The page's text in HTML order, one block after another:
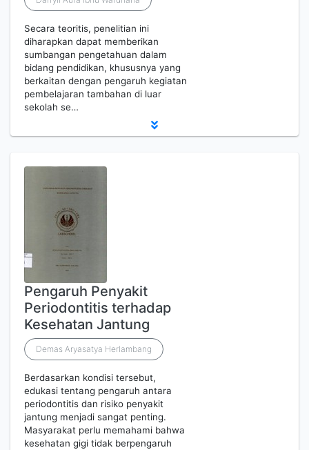
Secara teoritis, penelitian ini
diharapkan dapat memberikan
sumbangan pengetahuan dalam
bidang pendidikan, khususnya yang
berkaitan dengan pengaruh kegiatan
pembelajaran tambahan di luar
sekolah se…
Pengaruh Penyakit
Periodontitis terhadap
Kesehatan Jantung
Demas Aryasatya Herlambang
Berdasarkan kondisi tersebut,
edukasi tentang pengaruh antara
periodontitis dan risiko penyakit
jantung menjadi sangat penting.
Masyarakat perlu memahami bahwa
kesehatan gigi tidak berpengaruh